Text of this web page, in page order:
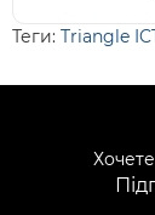
Теги: Triangle